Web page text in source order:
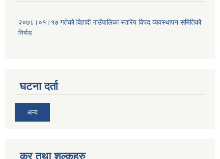
२०७८।०१।१७ गतेको विहादी गाउँपालिका स्तरिय विपद व्यवस्थापन समितिको
निर्णय
घटना दर्ता
अन्य
कर तथा शुल्कहरु